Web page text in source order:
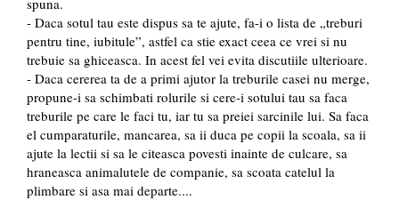
- Daca sotul tau este dispus sa te ajute, fa-i o lista de „treburi
pentru tine, iubitule”, astfel ca stie exact ceea ce vrei si nu
trebuie sa ghiceasca. In acest fel vei evita discutiile ulterioare.
- Daca cererea ta de a primi ajutor la treburile casei nu merge,
propune-i sa schimbati rolurile si cere-i sotului tau sa faca
treburile pe care le faci tu, iar tu sa preiei sarcinile lui. Sa faca
el cumparaturile, mancarea, sa ii duca pe copii la scoala, sa ii
ajute la lectii si sa le citeasca povesti inainte de culcare, sa
hraneasca animalutele de companie, sa scoata catelul la
plimbare si asa mai departe....